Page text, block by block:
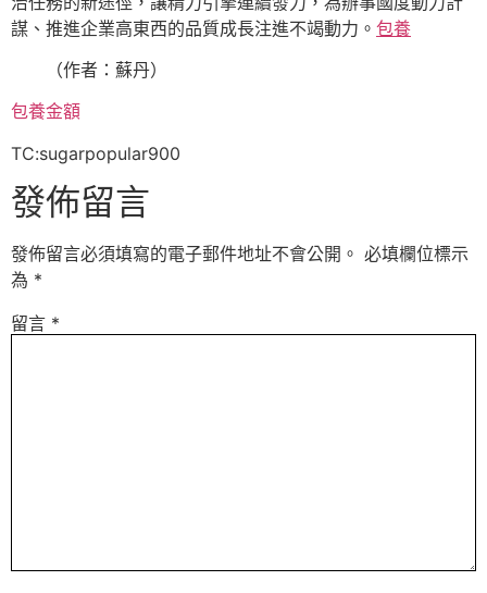
謀、推進企業高東西的品質成長注進不竭動力。 包養
（作者：蘇丹）
包養金額
TC:sugarpopular900
發佈留言
發佈留言必須填寫的電子郵件地址不會公開。 必填欄位標示
為 *
留言 *